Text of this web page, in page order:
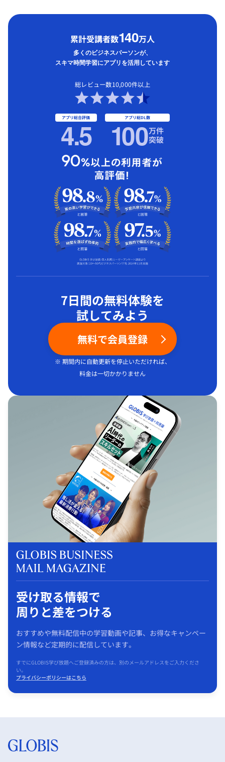
累計受講者数140万人
多くのビジネスパーソンが、
スキマ時間学習にアプリを活用しています
総レビュー数10,000件以上
アプリ総合評価
4.5 アプリ総DL数
100万件
突破
7日間の無料体験を
試してみよう
無料で会員登録
※ 期間内に自動更新を停止いただければ、
料金は一切かかりません
受け取る情報で
周りと差をつける
おすすめや無料配信中の学習動画や記事、お得なキャンペー
ン情報など定期的に配信しています。
すでにGLOBIS学び放題へご登録済みの方は、別のメールアドレスをご入力くださ
い。
プライバシーポリシーはこちら